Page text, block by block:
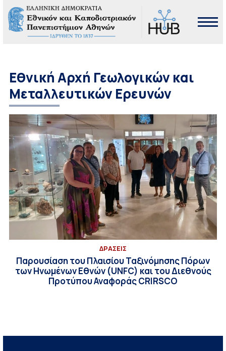
Εθνική Αρχή Γεωλογικών και
Μεταλλευτικών Ερευνών
ΔΡΑΣΕΙΣ
Παρουσίαση του Πλαισίου Ταξινόμησης Πόρων
των Ηνωμένων Εθνών (UNFC) και του Διεθνούς
Προτύπου Αναφοράς CRIRSCO